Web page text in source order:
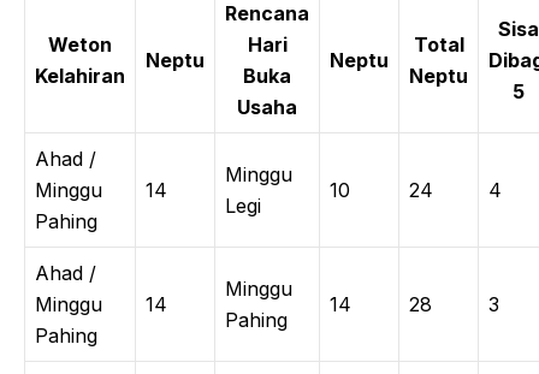
Weton
Kelahiran
Neptu
Rencana
Hari
Buka
Usaha
Neptu
Total
Neptu
Sisa
5
Ahad /
Minggu
Pahing
14
Minggu
Legi
10 24 4
Ahad /
Minggu
Pahing
14
Minggu
Pahing
14 28 3